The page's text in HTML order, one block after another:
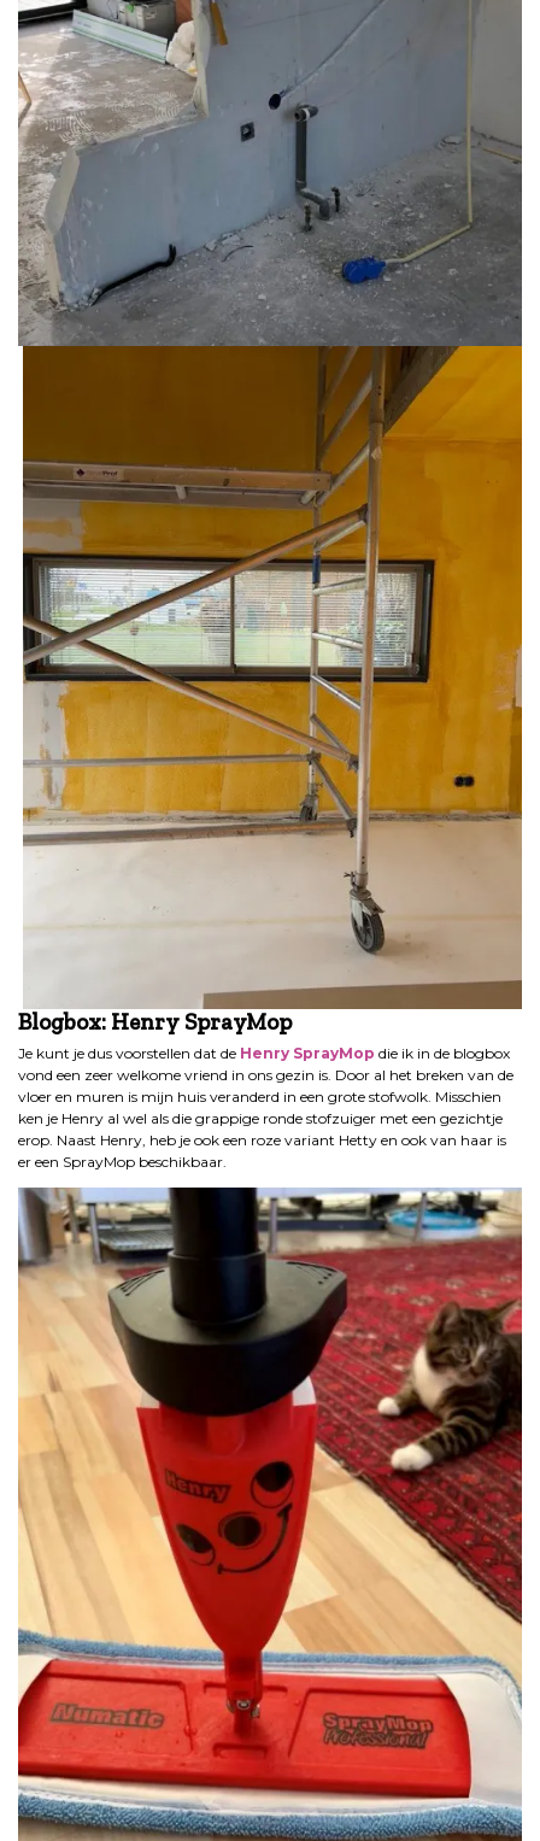
Blogbox: Henry SprayMop
Je kunt je dus voorstellen dat de Henry SprayMop die ik in de blogbox
vond een zeer welkome vriend in ons gezin is. Door al het breken van de
vloer en muren is mijn huis veranderd in een grote stofwolk. Misschien
ken je Henry al wel als die grappige ronde stofzuiger met een gezichtje
erop. Naast Henry, heb je ook een roze variant Hetty en ook van haar is
er een SprayMop beschikbaar.